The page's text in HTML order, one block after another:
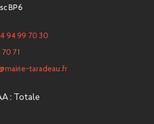
BP6
94 99 70 30
71
taradeau.fr
: Totale